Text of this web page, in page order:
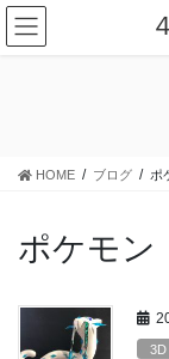
コ
ン
ナ
ビ
HOME ブログ ポ
ポケモン
3D